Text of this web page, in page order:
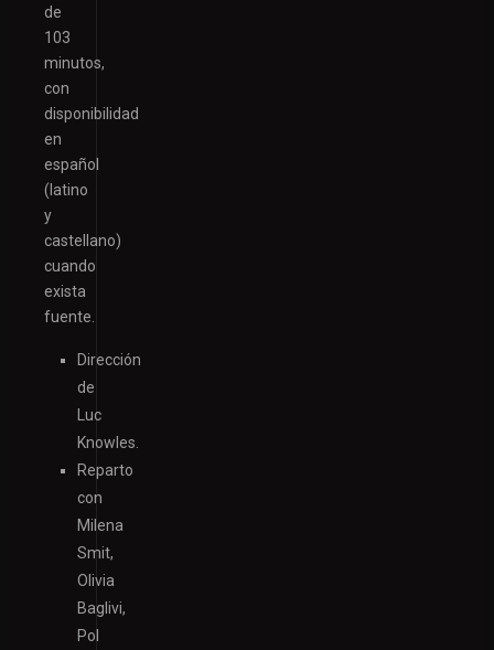
de
103
minutos,
con
disponibilidad
en
español
(latino
y
castellano)
cuando
exista
fuente.
Dirección
de
Luc
Knowles.
Reparto
con
Milena
Smit,
Olivia
Baglivi,
Pol